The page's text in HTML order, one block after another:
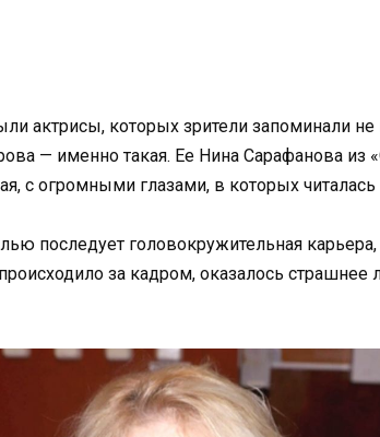
актрисы, которых зрители запоминали
— именно такая. Ее Нина Сарафанова из
с огромными глазами, в которых
последует головокружительная
за кадром, оказалось